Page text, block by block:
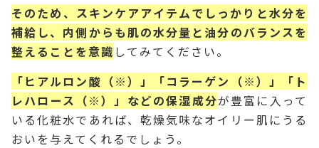
そのため、スキンケアアイテムでしっかりと水分を
補給し、内側からも肌の水分量と油分のバランスを
整えることを意識 してみてください。
「ヒアルロン酸（※）」「コラーゲン（※）」「ト
レハロース（※）」などの保湿成分が豊富に入って
いる化粧水であれば、乾燥気味なオイリー肌にうる
おいを与えてくれるでしょう。